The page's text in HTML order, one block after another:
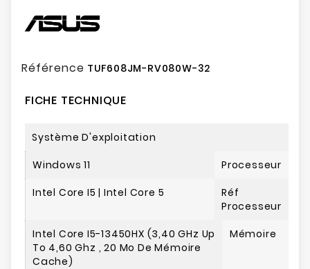
Référence TUF608JM-RV080W-32
FICHE TECHNIQUE
Système D'exploitation
Windows 11
Processeur
Intel Core I5 | Intel Core 5
Réf
Processeur
Intel Core I5-13450HX (3,40 GHz Up
To 4,60 Ghz , 20 Mo De Mémoire
Cache)
Mémoire